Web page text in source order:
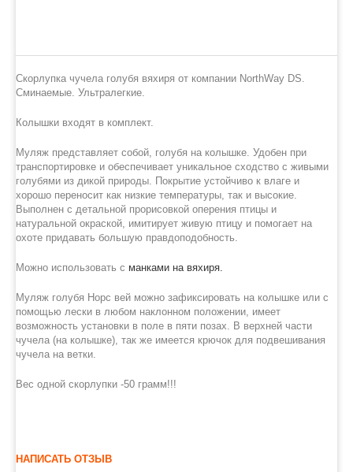
Скорлупка чучела голубя вяхиря от компании NorthWay DS.
Сминаемые. Ультралегкие.
Колышки входят в комплект.
Муляж представляет собой, голубя на колышке. Удобен при
транспортировке и обеспечивает уникальное сходство с живыми
голубями из дикой природы. Покрытие устойчиво к влаге и
хорошо переносит как низкие температуры, так и высокие.
Выполнен с детальной прорисовкой оперения птицы и
натуральной окраской, имитирует живую птицу и помогает на
охоте придавать большую правдоподобность.
Можно использовать с манками на вяхиря.
Муляж голубя Норс вей можно зафиксировать на колышке или с
помощью лески в любом наклонном положении, имеет
возможность установки в поле в пяти позах. В верхней части
чучела (на колышке), так же имеется крючок для подвешивания
чучела на ветки.
Вес одной скорлупки -50 грамм!!!
НАПИСАТЬ ОТЗЫВ